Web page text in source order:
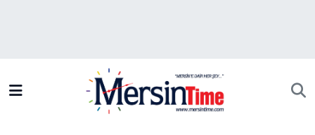
Bilim-Teknoloji
Trafik Durumu